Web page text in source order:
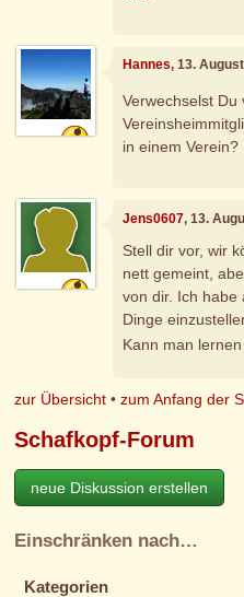
Hannes, 13.
Verwechselst Du
in einem Verein?
Jens0607, 13.
Stell dir vor, wir
nett gemeint,
von dir. Ich habe
Dinge
Kann man lernen
zur Übersicht •zum Anfang der
Schafkopf-Forum
neue Diskussion erstellen
Einschränken nach…
Kategorien